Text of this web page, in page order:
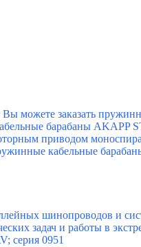
можете заказать
барабаны
приводом
кабельные
шинопроводов и
задач и работы в
серия 0951